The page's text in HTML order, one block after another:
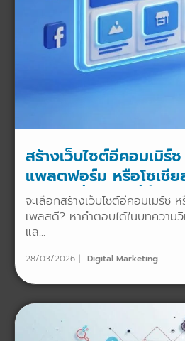
สร้างเว็บไซต์อีคอมเมิร์
แพลตฟอร์ม หรือโซเชีย
2026 เพื่อธุรกิจที่ยั่งยืน
จะเลือกสร้างเว็บไซต์อีคอมเมิร์ซ
เพลสดี? หาคำตอบได้ในบทความวิ
แล...
28/03/2026 Digital Marketing